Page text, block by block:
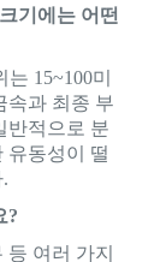
기에는 어떤
15~100미
속과 최종 부
반적으로 분
유동성이 떨
?
여러 가지